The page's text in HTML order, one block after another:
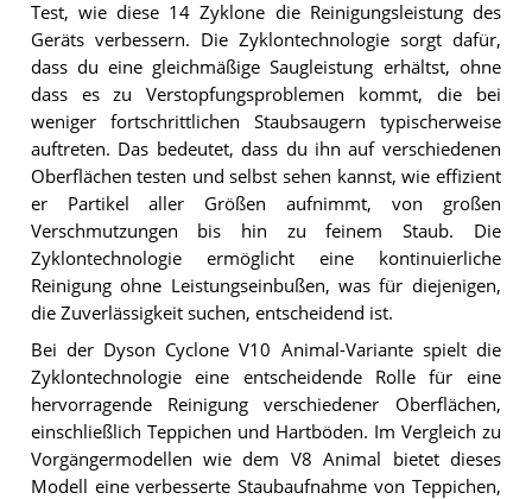
Test, wie diese 14 Zyklone die Reinigungsleistung des
Geräts verbessern. Die Zyklontechnologie sorgt dafür,
dass du eine gleichmäßige Saugleistung erhältst, ohne
dass es zu Verstopfungsproblemen kommt, die bei
weniger fortschrittlichen Staubsaugern typischerweise
auftreten. Das bedeutet, dass du ihn auf verschiedenen
Oberflächen testen und selbst sehen kannst, wie effizient
er Partikel aller Größen aufnimmt, von großen
Verschmutzungen bis hin zu feinem Staub. Die
Zyklontechnologie ermöglicht eine kontinuierliche
Reinigung ohne Leistungseinbußen, was für diejenigen,
die Zuverlässigkeit suchen, entscheidend ist.
Bei der Dyson Cyclone V10 Animal-Variante spielt die
Zyklontechnologie eine entscheidende Rolle für eine
hervorragende Reinigung verschiedener Oberflächen,
einschließlich Teppichen und Hartböden. Im Vergleich zu
Vorgängermodellen wie dem V8 Animal bietet dieses
Modell eine verbesserte Staubaufnahme von Teppichen,